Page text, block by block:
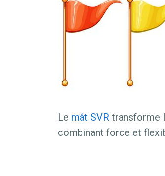
Le mât SVR transforme
combinant force et